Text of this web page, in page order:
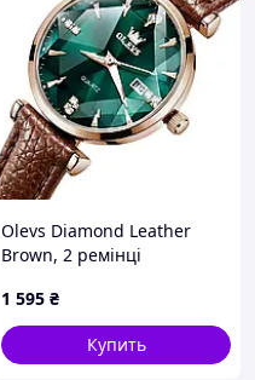
Olevs Diamond Leather
Brown, 2 ремінці
1 595 ₴
Купить